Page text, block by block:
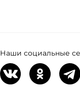
Наши социальные